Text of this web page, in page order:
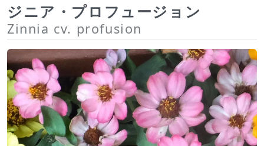
ジニア・プロフュージョン
Zinnia cv. profusion